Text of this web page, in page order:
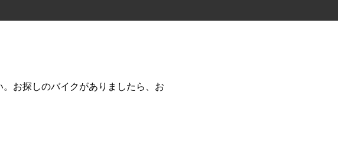
お探しのバイクがありましたら、お